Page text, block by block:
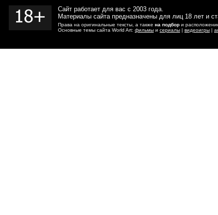
Сайт работает для вас с 2003 года.
Материалы сайта предназначены для лиц 18 лет и
Права на оригинальные тексты, а также на подбор и
Основные темы сайта World Art: фильмы и сериалы | видеоигры |